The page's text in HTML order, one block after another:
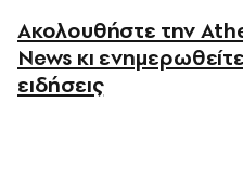
Ακολουθήστε την
News κι
ειδήσεις